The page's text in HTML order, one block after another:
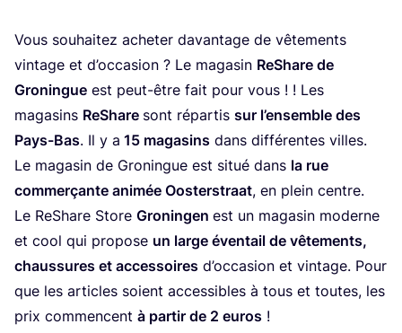
Vous sou­hai­tez ache­ter davan­tage de vête­ments
vin­tage et d’oc­ca­sion ? Le maga­sin ReShare de
Gro­ningue est peut-être fait pour vous ! ! Les
maga­sins ReShare sont répar­tis sur l’en­semble des
Pays-Bas. Il y a 15 maga­sins dans dif­fé­rentes villes.
Le maga­sin de Gro­ningue est situé dans la rue
com­mer­çante ani­mée Oos­ters­traat, en plein centre.
Le ReShare Store Gro­nin­gen est un maga­sin moderne
et cool qui pro­pose un large éven­tail de vête­ments,
chaus­sures et acces­soires d’oc­ca­sion et vin­tage. Pour
que les articles soient acces­sibles à tous et toutes, les
prix com­mencent à par­tir de 2 euros !